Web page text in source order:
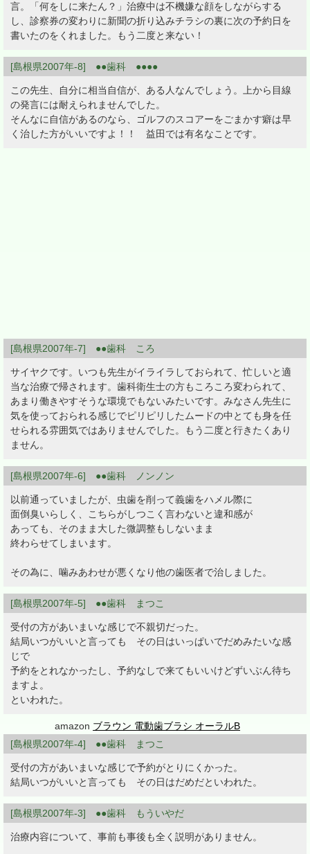
言。「何をしに来たん？」治療中は不機嫌な顔をしながらする
し、診察券の変わりに新聞の折り込みチラシの裏に次の予約日を
書いたのをくれました。もう二度と来ない！
[島根県2007年-8] ●●歯科 ●●●●
この先生、自分に相当自信が、ある人なんでしょう。上から目線
の発言には耐えられませんでした。
そんなに自信があるのなら、ゴルフのスコアーをごまかす癖は早
く治した方がいいですよ！！ 益田では有名なことです。
[島根県2007年-7] ●●歯科 ころ
サイヤクです。いつも先生がイライラしておられて、忙しいと適
当な治療で帰されます。歯科衛生士の方もころころ変わられて、
あまり働きやすそうな環境でもないみたいです。みなさん先生に
気を使っておられる感じでピリピリしたムードの中とても身を任
せられる雰囲気ではありませんでした。もう二度と行きたくあり
ません。
[島根県2007年-6] ●●歯科 ノンノン
以前通っていましたが、虫歯を削って義歯をハメル際に
面倒臭いらしく、こちらがしつこく言わないと違和感が
あっても、そのまま大した微調整もしないまま
終わらせてしまいます。
その為に、噛みあわせが悪くなり他の歯医者で治しました。
[島根県2007年-5] ●●歯科 まつこ
受付の方があいまいな感じで不親切だった。
結局いつがいいと言っても その日はいっぱいでだめみたいな感
じで
予約をとれなかったし、予約なしで来てもいいけどずいぶん待ち
ますよ。
といわれた。
amazon ブラウン 電動歯ブラシ オーラルB
[島根県2007年-4] ●●歯科 まつこ
受付の方があいまいな感じで予約がとりにくかった。
結局いつがいいと言っても その日はだめだといわれた。
[島根県2007年-3] ●●歯科 もういやだ
治療内容について、事前も事後も全く説明がありません。